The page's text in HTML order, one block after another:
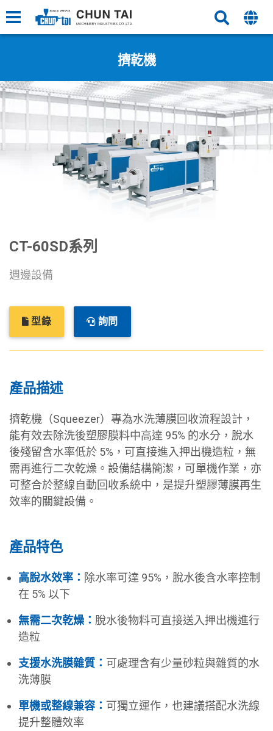
擠乾機
CT-60SD系列
週邊設備
型錄 詢問
產品描述
擠乾機（Squeezer）專為水洗薄膜回收流程設計，
能有效去除洗後塑膠膜料中高達 95% 的水分，脫水
後殘留含水率低於 5%，可直接進入押出機造粒，無
需再進行二次乾燥。設備結構簡潔，可單機作業，亦
可整合於整線自動回收系統中，是提升塑膠薄膜再生
效率的關鍵設備。
產品特色
高脫水效率： 除水率可達 95%，脫水後含水率控制
在 5% 以下
無需二次乾燥： 脫水後物料可直接送入押出機進行
造粒
支援水洗膜雜質： 可處理含有少量砂粒與雜質的水
洗薄膜
單機或整線兼容： 可獨立運作，也建議搭配水洗線
提升整體效率